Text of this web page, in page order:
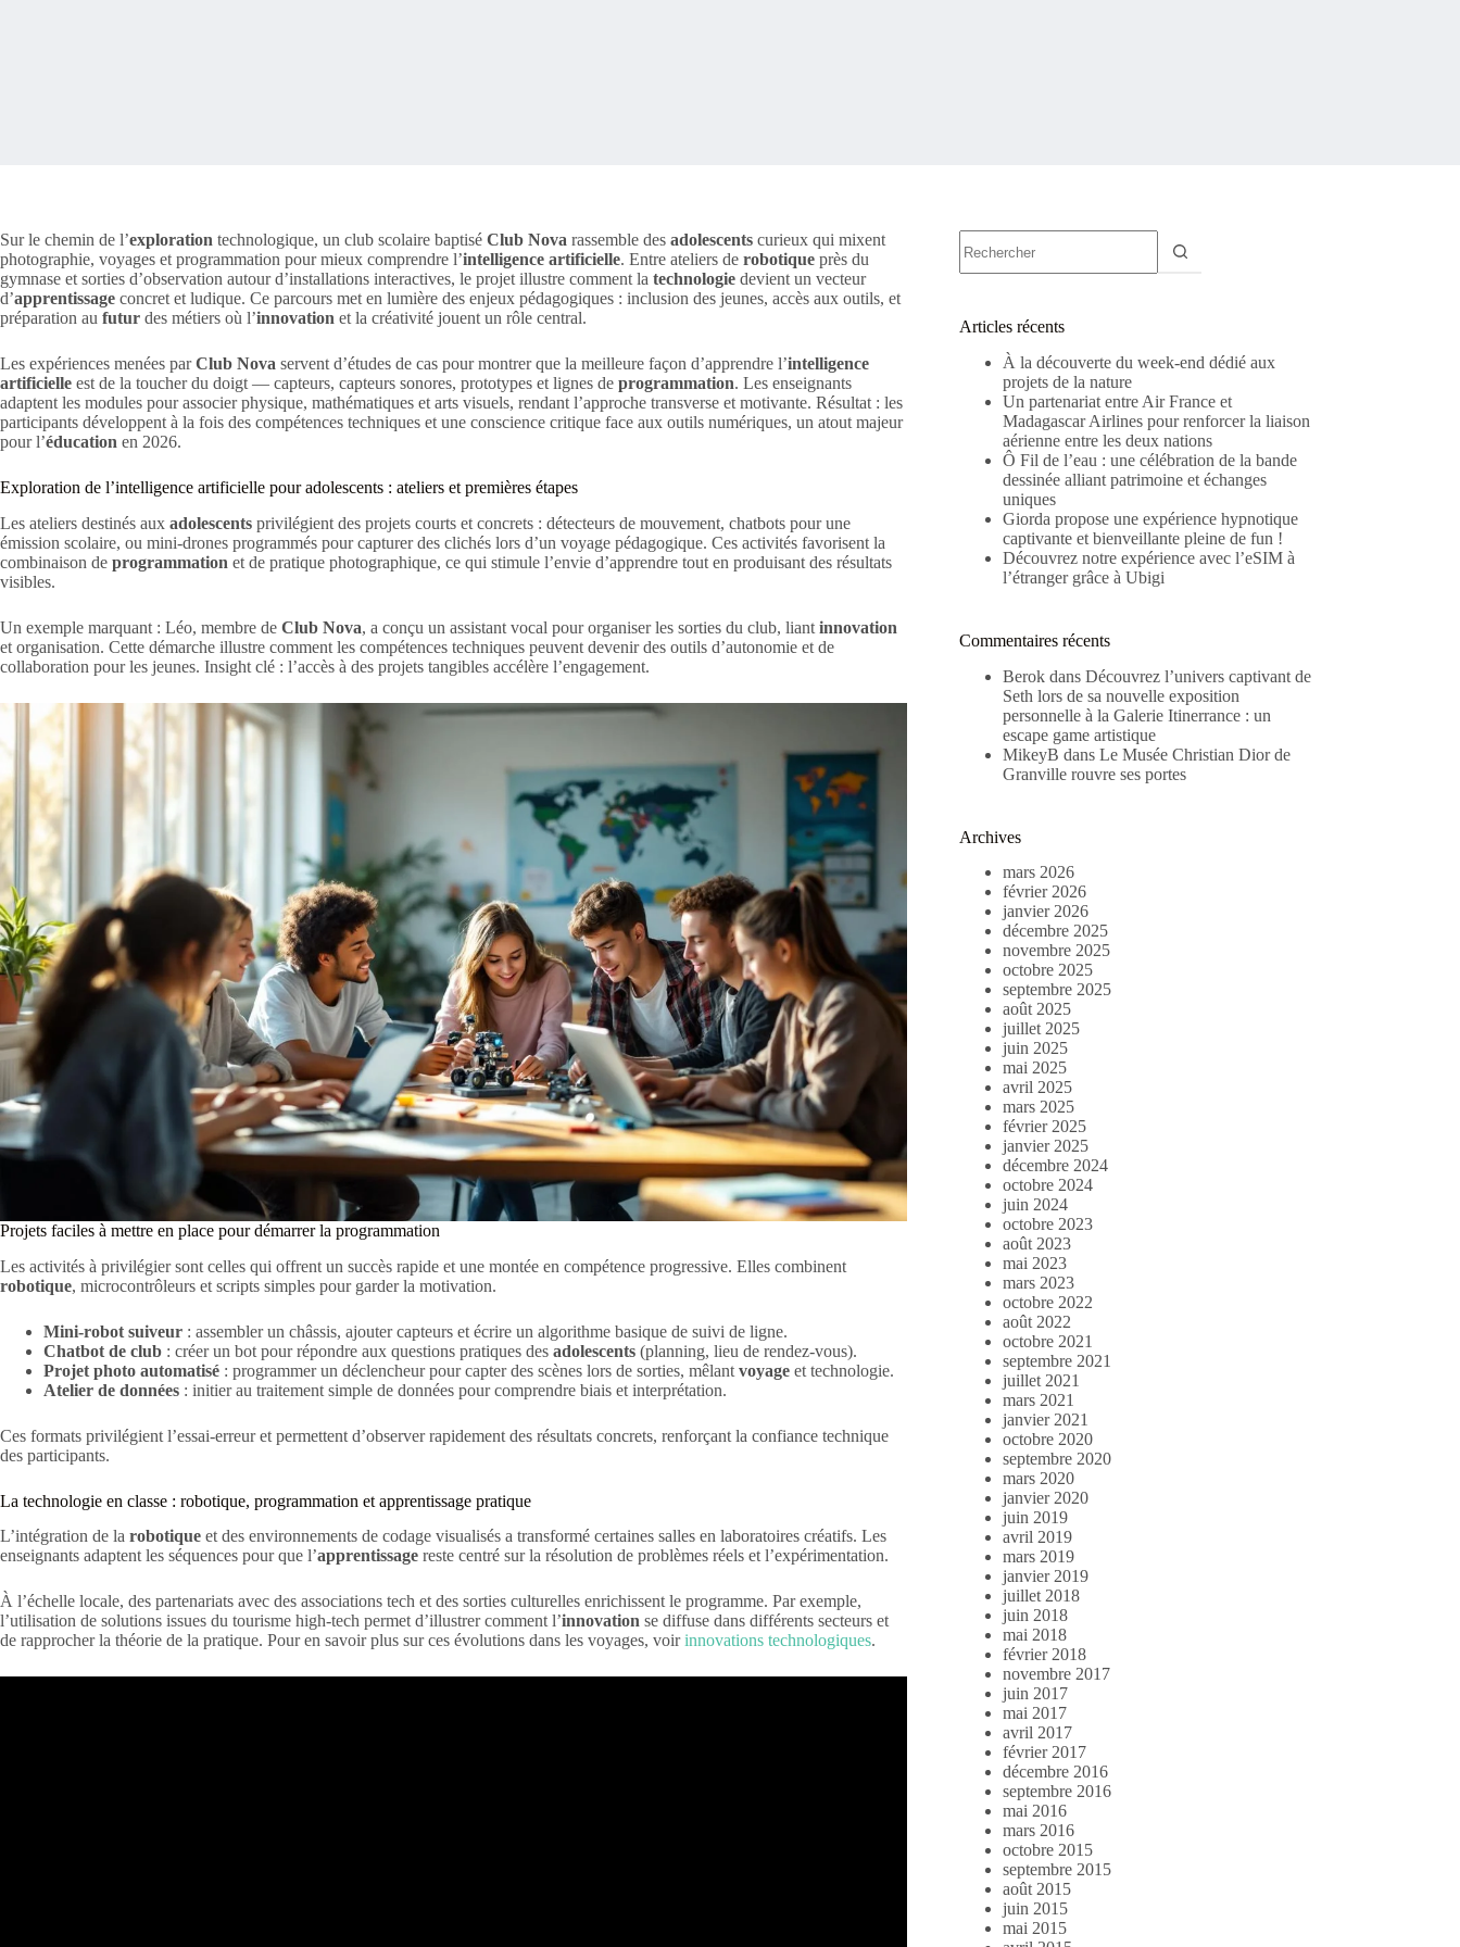
Sur le chemin de l’exploration technologique, un club scolaire baptisé Club Nova rassemble des adolescents curieux qui mixent
photographie, voyages et programmation pour mieux comprendre l’intelligence artificielle. Entre ateliers de robotique près du
gymnase et sorties d’observation autour d’installations interactives, le projet illustre comment la technologie devient un vecteur
d’apprentissage concret et ludique. Ce parcours met en lumière des enjeux pédagogiques : inclusion des jeunes, accès aux outils, et
préparation au futur des métiers où l’innovation et la créativité jouent un rôle central.
Les expériences menées parClub Nova servent d’études de cas pour montrer que la meilleure façon d’apprendre l’intelligence
artificielle est de la toucher du doigt — capteurs, capteurs sonores, prototypes et lignes de programmation. Les enseignants
adaptent les modules pour associer physique, mathématiques et arts visuels, rendant l’approche transverse et motivante. Résultat : les
participants développent à la fois des compétences techniques et une conscience critique face aux outils numériques, un atout majeur
pour l’éducation en 2026.
Exploration de l’intelligence artificielle pour adolescents : ateliers et premières étapes
Les ateliers destinés aux adolescents privilégient des projets courts et concrets : détecteurs de mouvement, chatbots pour une
émission scolaire, ou mini-drones programmés pour capturer des clichés lors d’un voyage pédagogique. Ces activités favorisent la
combinaison de programmation et de pratique photographique, ce qui stimule l’envie d’apprendre tout en produisant des résultats
visibles.
Un exemple marquant : Léo, membre de Club Nova, a conçu un assistant vocal pour organiser les sorties du club, liant innovation
et organisation. Cette démarche illustre comment les compétences techniques peuvent devenir des outils d’autonomie et de
collaboration pour les jeunes. Insight clé : l’accès à des projets tangibles accélère l’engagement.
Projets faciles à mettre en place pour démarrer la programmation
Les activités à privilégier sont celles qui offrent un succès rapide et une montée en compétence progressive. Elles combinent
robotique, microcontrôleurs et scripts simples pour garder la motivation.
Mini-robot suiveur : assembler un châssis, ajouter capteurs et écrire un algorithme basique de suivi de ligne.
Chatbot de club : créer un bot pour répondre aux questions pratiques des adolescents (planning, lieu de rendez-vous).
Projet photo automatisé : programmer un déclencheur pour capter des scènes lors de sorties, mêlant voyage et technologie.
Atelier de données : initier au traitement simple de données pour comprendre biais et interprétation.
Ces formats privilégient l’essai-erreur et permettent d’observer rapidement des résultats concrets, renforçant la confiance technique
des participants.
La technologie en classe : robotique, programmation et apprentissage pratique
L’intégration de la robotique et des environnements de codage visualisés a transformé certaines salles en laboratoires créatifs. Les
enseignants adaptent les séquences pour que l’apprentissage reste centré sur la résolution de problèmes réels et l’expérimentation.
À l’échelle locale, des partenariats avec des associations tech et des sorties culturelles enrichissent le programme. Par exemple,
l’utilisation de solutions issues du tourisme high-tech permet d’illustrer comment l’innovation se diffuse dans différents secteurs et
de rapprocher la théorie de la pratique. Pour en savoir plus sur ces évolutions dans les voyages, voirinnovations technologiques.
résultat
Articles récents
À la découverte du week-end dédié aux
projets de la nature
Un partenariat entre Air France et
Madagascar Airlines pour renforcer la liaison
aérienne entre les deux nations
Ô Fil de l’eau : une célébration de la bande
dessinée alliant patrimoine et échanges
uniques
Giorda propose une expérience hypnotique
captivante et bienveillante pleine de fun !
Découvrez notre expérience avec l’eSIM à
l’étranger grâce à Ubigi
Commentaires récents
Berok dansDécouvrez l’univers captivant de
Seth lors de sa nouvelle exposition
personnelle à la Galerie Itinerrance : un
escape game artistique
MikeyB dansLe Musée Christian Dior de
Granville rouvre ses portes
Archives
mars 2026
février 2026
janvier 2026
décembre 2025
novembre 2025
octobre 2025
septembre 2025
août 2025
juillet 2025
juin 2025
mai 2025
avril 2025
mars 2025
février 2025
janvier 2025
décembre 2024
octobre 2024
juin 2024
octobre 2023
août 2023
mai 2023
mars 2023
octobre 2022
août 2022
octobre 2021
septembre 2021
juillet 2021
mars 2021
janvier 2021
octobre 2020
septembre 2020
mars 2020
janvier 2020
juin 2019
avril 2019
mars 2019
janvier 2019
juillet 2018
juin 2018
mai 2018
février 2018
novembre 2017
juin 2017
mai 2017
avril 2017
février 2017
décembre 2016
septembre 2016
mai 2016
mars 2016
octobre 2015
septembre 2015
août 2015
juin 2015
mai 2015